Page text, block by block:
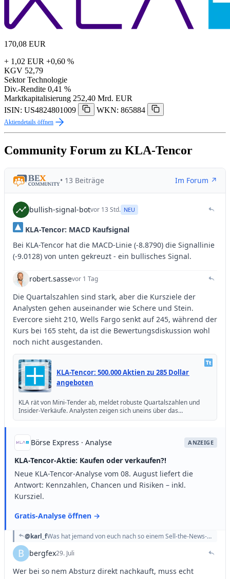
170,08 EUR
+ 1,02 EUR +0,60 %
KGV 52,79
Sektor Technologie
Div.-Rendite 0,41 %
Marktkapitalisierung 252,40 Mrd. EUR
ISIN: US4824801009
WKN: 865884
Aktiendetails öffnen
Community Forum zu KLA-Tencor